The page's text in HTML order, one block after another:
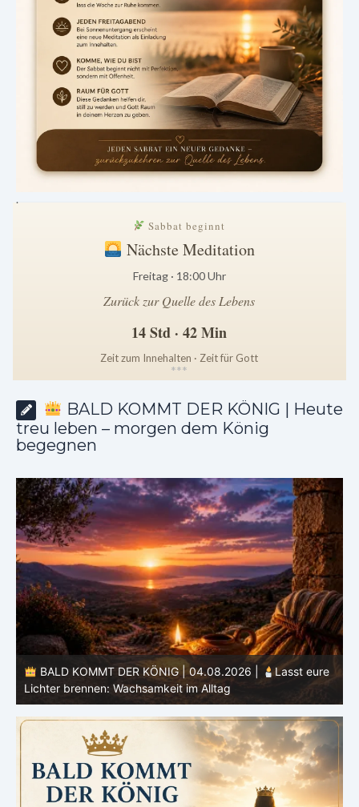
.
Sabbat beginnt
Nächste Meditation
Freitag · 18:00 Uhr
Zurück zur Quelle des Lebens
14 Std · 42 Min
Zeit zum Innehalten · Zeit für Gott
***
BALD KOMMT DER KÖNIG | Heute
treu leben – morgen dem König
begegnen
BALD KOMMT DER KÖNIG | 03.08.2026 |
Ein reines
Herz: Heiligung beginnt im Inneren